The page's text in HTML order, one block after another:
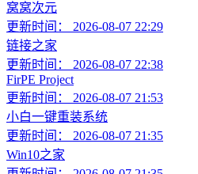
窝窝次元
更新时间： 2026-08-07 22:29
链接之家
更新时间： 2026-08-07 22:38
FirPE Project
更新时间： 2026-08-07 21:53
小白一键重装系统
更新时间： 2026-08-07 21:35
Win10之家